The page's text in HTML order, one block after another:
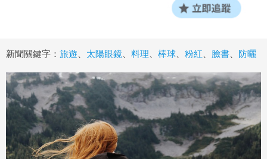
新聞關鍵字： 旅遊 太陽眼鏡 料理 棒球 粉紅 臉書 防曬